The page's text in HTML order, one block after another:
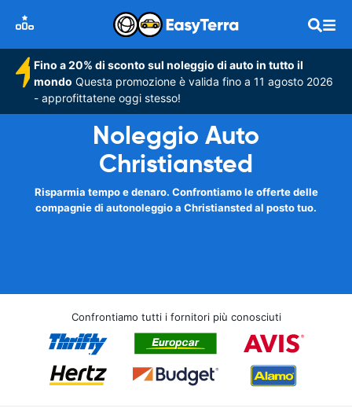
Fino a 20% di sconto sul noleggio di auto in tutto il
mondo Questa promozione è valida fino a 11 agosto 2026
- approfittatene oggi stesso!
Noleggio Auto
Christiansted
Risparmia tempo e denaro. Confrontiamo le offerte delle
compagnie di autonoleggio a Christiansted al posto tuo.
Confrontiamo tutti i fornitori più conosciuti